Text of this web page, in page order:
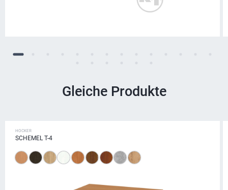
Gleiche Produkte
HOCKER
SCHEMEL Т-4